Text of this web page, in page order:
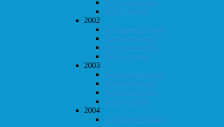
KM i hurtigsjakk
KM i lynsjakk
2002
Klubbmesterskapet
Høstturneringen
KM i hurtigsjakk
KM i lynsjakk
2003
Klubbmesterskapet
Høstturneringen
KM i hurtigsjakk
KM i lynsjakk
2004
Klubbmesterskapet